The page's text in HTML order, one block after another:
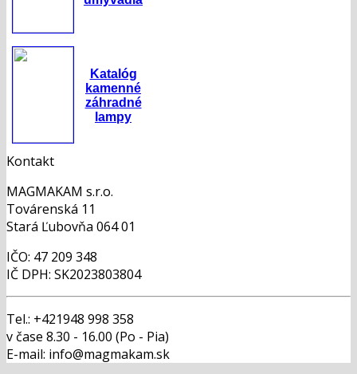
Katalóg
kamenné
záhradné
lampy
Kontakt
MAGMAKAM s.r.o.
Továrenská 11
Stará Ľubovňa 064 01
IČO: 47 209 348
IČ DPH: SK2023803804
Tel.: +421948 998 358
v čase 8.30 - 16.00 (Po - Pia)
E-mail: info@magmakam.sk